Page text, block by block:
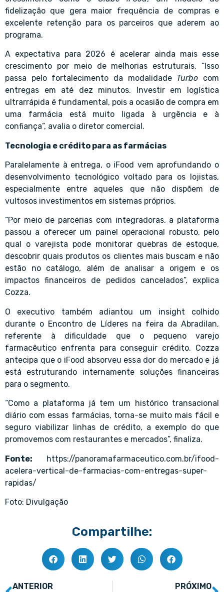
fidelização que gera maior frequência de compras e
excelente retenção para os parceiros que aderem ao
programa.
A expectativa para 2026 é acelerar ainda mais esse
crescimento por meio de melhorias estruturais. “Isso
passa pelo fortalecimento da modalidade Turbo com
entregas em até dez minutos. Investir em logística
ultrarrápida é fundamental, pois a ocasião de compra em
uma farmácia está muito ligada à urgência e à
confiança”, avalia o diretor comercial.
Tecnologia e crédito para as farmácias
Paralelamente à entrega, o iFood vem aprofundando o
desenvolvimento tecnológico voltado para os lojistas,
especialmente entre aqueles que não dispõem de
vultosos investimentos em sistemas próprios.
“Por meio de parcerias com integradoras, a plataforma
passou a oferecer um painel operacional robusto, pelo
qual o varejista pode monitorar quebras de estoque,
descobrir quais produtos os clientes mais buscam e não
estão no catálogo, além de analisar a origem e os
impactos financeiros de pedidos cancelados”, explica
Cozza.
O executivo também adiantou um insight colhido
durante o Encontro de Líderes na feira da Abradilan,
referente à dificuldade que o pequeno varejo
farmacêutico enfrenta para conseguir crédito. Cozza
antecipa que o iFood absorveu essa dor do mercado e já
está estruturando internamente soluções financeiras
para o segmento.
“Como a plataforma já tem um histórico transacional
diário com essas farmácias, torna-se muito mais fácil e
seguro viabilizar linhas de crédito, a exemplo do que
promovemos com restaurantes e mercados”, finaliza.
Fonte:
https://panoramafarmaceutico.com.br/ifood-
acelera-vertical-de-farmacias-com-entregas-super-
rapidas/
Foto: Divulgação
Compartilhe:
ANTERIOR PRÓXIMO